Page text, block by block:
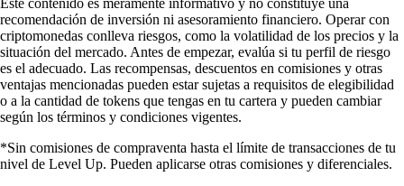
Este contenido es meramente informativo y no constituye una
recomendación de inversión ni asesoramiento financiero. Operar con
criptomonedas conlleva riesgos, como la volatilidad de los precios y la
situación del mercado. Antes de empezar, evalúa si tu perfil de riesgo
es el adecuado. Las recompensas, descuentos en comisiones y otras
ventajas mencionadas pueden estar sujetas a requisitos de elegibilidad
o a la cantidad de tokens que tengas en tu cartera y pueden cambiar
según los términos y condiciones vigentes.
*Sin comisiones de compraventa hasta el límite de transacciones de tu
nivel de Level Up. Pueden aplicarse otras comisiones y diferenciales.